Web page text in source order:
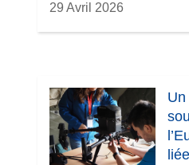
29 Avril 2026